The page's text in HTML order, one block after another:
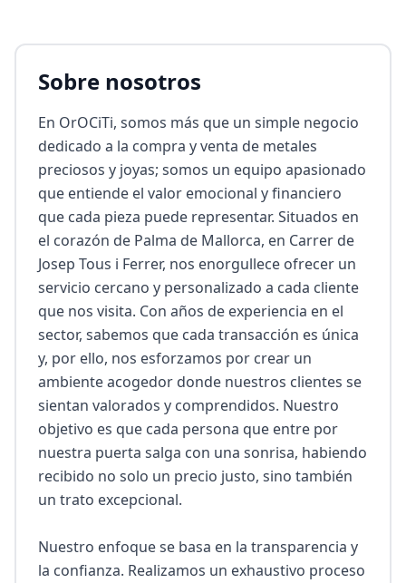
Sobre nosotros
En OrOCiTi, somos más que un simple negocio
dedicado a la compra y venta de metales
preciosos y joyas; somos un equipo apasionado
que entiende el valor emocional y financiero
que cada pieza puede representar. Situados en
el corazón de Palma de Mallorca, en Carrer de
Josep Tous i Ferrer, nos enorgullece ofrecer un
servicio cercano y personalizado a cada cliente
que nos visita. Con años de experiencia en el
sector, sabemos que cada transacción es única
y, por ello, nos esforzamos por crear un
ambiente acogedor donde nuestros clientes se
sientan valorados y comprendidos. Nuestro
objetivo es que cada persona que entre por
nuestra puerta salga con una sonrisa, habiendo
recibido no solo un precio justo, sino también
un trato excepcional.
Nuestro enfoque se basa en la transparencia y
la confianza. Realizamos un exhaustivo proceso